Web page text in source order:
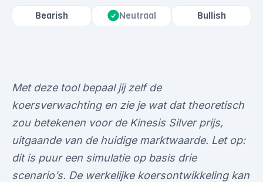
Bearish Neutraal Bullish
Met deze tool bepaal jij zelf de
koersverwachting en zie je wat dat theoretisch
zou betekenen voor de Kinesis Silver prijs,
uitgaande van de huidige marktwaarde. Let op:
dit is puur een simulatie op basis drie
scenario’s. De werkelijke koersontwikkeling kan